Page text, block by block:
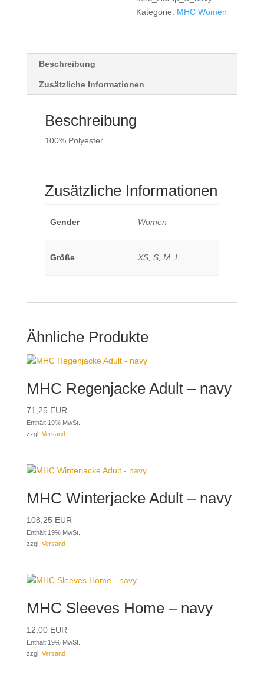
Kategorie: MHC Women
Beschreibung
Zusätzliche Informationen
Beschreibung
100% Polyester
Zusätzliche Informationen
Gender Women
Größe XS, S, M, L
Ähnliche Produkte
MHC Regenjacke Adult – navy
71,25 EUR
Enthält 19% MwSt.
zzgl. Versand
MHC Winterjacke Adult – navy
108,25 EUR
Enthält 19% MwSt.
zzgl. Versand
MHC Sleeves Home – navy
12,00EUR
Enthält 19% MwSt.
zzgl. Versand